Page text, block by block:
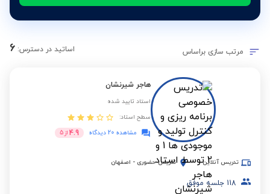
مرتب سازی براساس اساتید در دسترس: 6
هاجر شیرنشان
استاد تایید شده
سطح استاد:
مشاهده 20 دیدگاه
4.9 از 5
تدریس آنلاین تدریس حضوری - اصفهان
118 جلسه موفق